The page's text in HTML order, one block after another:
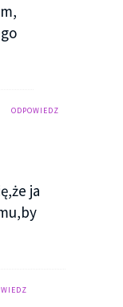
ODPOWIEDZ
ja